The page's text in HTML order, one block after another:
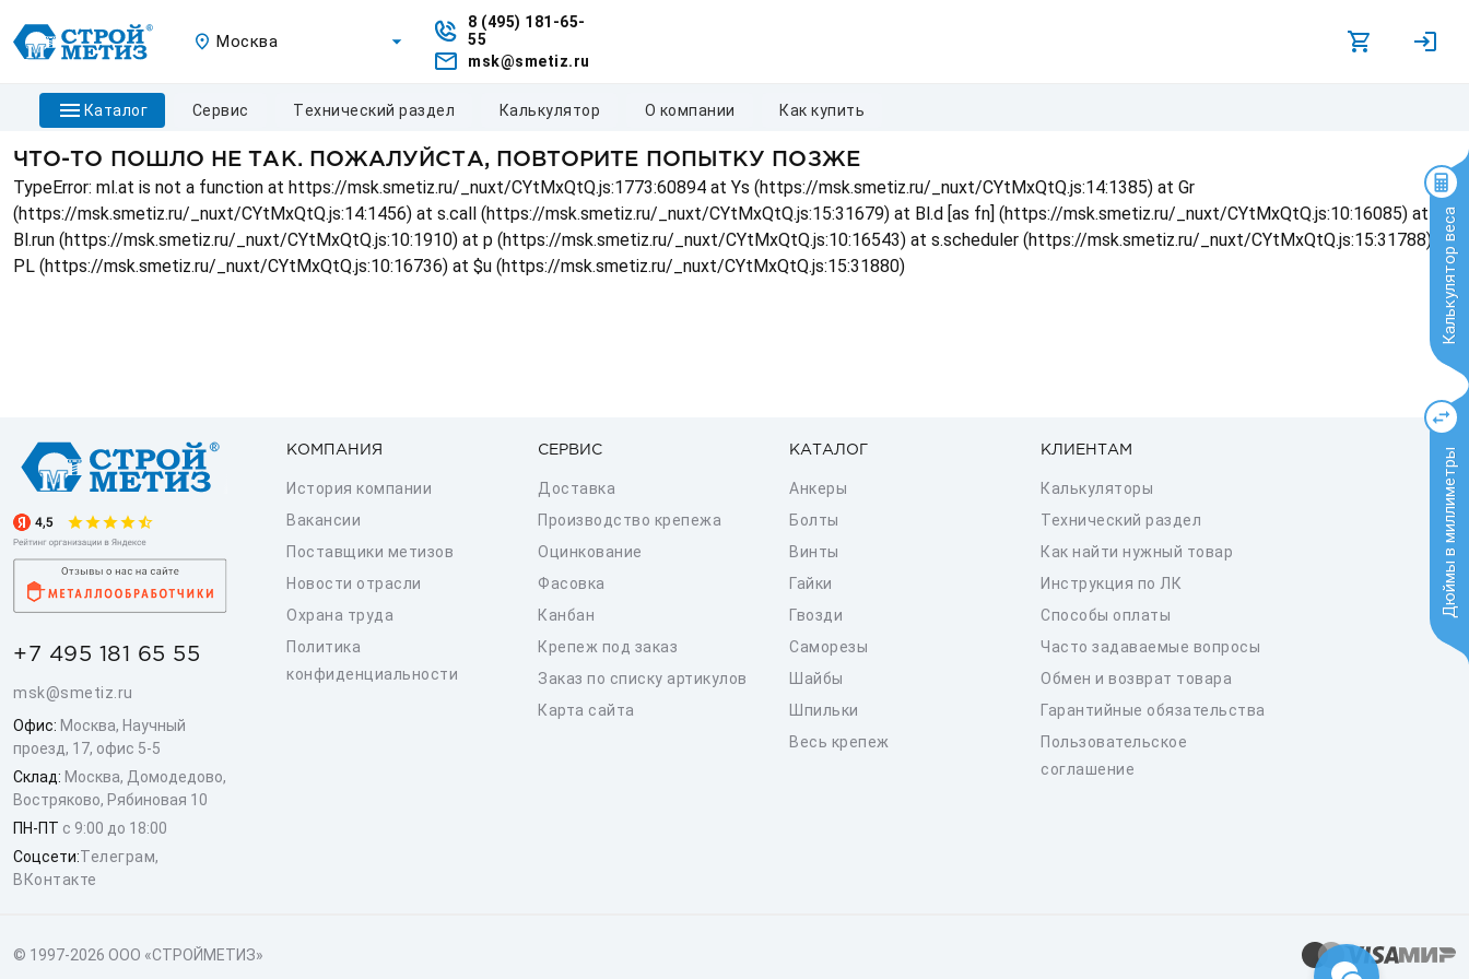
Калькулятор веса
Дюймы в миллиметры
Москва
8 (495) 181-65-
55
msk@smetiz.ru
каталог сервис технический раздел калькулятор о компании как купить
ЧТО-ТО ПОШЛО НЕ ТАК. ПОЖАЛУЙСТА, ПОВТОРИТЕ ПОПЫТКУ ПОЗЖЕ
TypeError: ml.at is not a function at https://msk.smetiz.ru/_nuxt/CYtMxQtQ.js:1773:60894 at Ys (https://msk.smetiz.ru/_nuxt/CYtMxQtQ.js:14:1385) at Gr
(https://msk.smetiz.ru/_nuxt/CYtMxQtQ.js:14:1456) at s.call (https://msk.smetiz.ru/_nuxt/CYtMxQtQ.js:15:31679) at Bl.d [as fn] (https://msk.smetiz.ru/_nuxt/CYtMxQtQ.js:10:16085) at
Bl.run (https://msk.smetiz.ru/_nuxt/CYtMxQtQ.js:10:1910) at p (https://msk.smetiz.ru/_nuxt/CYtMxQtQ.js:10:16543) at s.scheduler (https://msk.smetiz.ru/_nuxt/CYtMxQtQ.js:15:31788) at
PL (https://msk.smetiz.ru/_nuxt/CYtMxQtQ.js:10:16736) at $u (https://msk.smetiz.ru/_nuxt/CYtMxQtQ.js:15:31880)
+7 495 181 65 55
msk@smetiz.ru
Офис: Москва, Научный
проезд, 17, офис 5-5
Склад: Москва, Домодедово,
Востряково, Рябиновая 10
ПН-ПТ с 9:00 до 18:00
Соцсети:Телеграм,
ВКонтакте
КОМПАНИЯ
История компании
Вакансии
Поставщики метизов
Новости отрасли
Охрана труда
Политика
конфиденциальности
СЕРВИС
Доставка
Производство крепежа
Оцинкование
Фасовка
Канбан
Крепеж под заказ
Заказ по списку артикулов
Карта сайта
КАТАЛОГ
Анкеры
Болты
Винты
Гайки
Гвозди
Саморезы
Шайбы
Шпильки
Весь крепеж
КЛИЕНТАМ
Калькуляторы
Технический раздел
Как найти нужный товар
Инструкция по ЛК
Способы оплаты
Часто задаваемые вопросы
Обмен и возврат товара
Гарантийные обязательства
Пользовательское
соглашение
© 1997-2026 ООО «СТРОЙМЕТИЗ»